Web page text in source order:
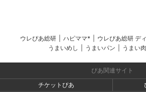
ウレぴあ総研 ハピママ* ウレぴあ総研 デ
うまいめし
うまいパン うまい肉
ぴあ関連サイト
チケットぴあ